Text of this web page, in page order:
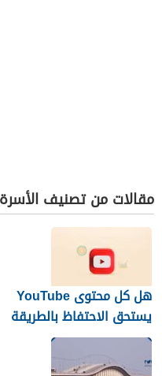
مقالات من تصنيف
هل كل محتوى YouTube
يستحق الاحتفاظ بالطريقة
نفسها؟